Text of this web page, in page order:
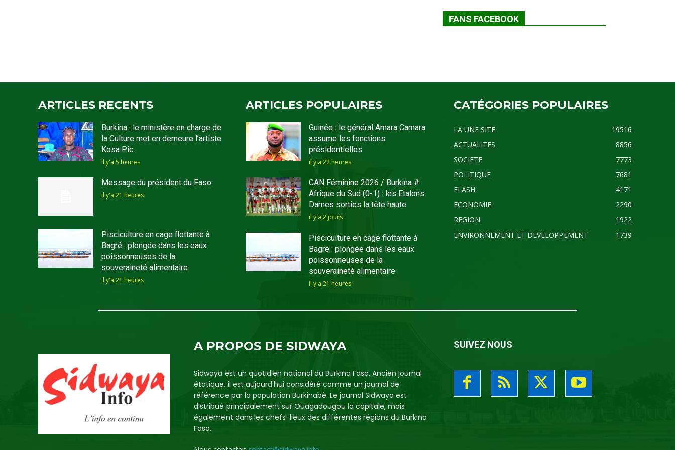
FANS FACEBOOK
ARTICLES RECENTS
Burkina : le ministère en charge de
la Culture met en demeure l’artiste
Kosa Pic
il y'a 5 heures
Message du président du Faso
il y'a 21 heures
Pisciculture en cage flottante à
Bagré : plongée dans les eaux
poissonneuses de la
souveraineté alimentaire
il y'a 21 heures
ARTICLES POPULAIRES
Guinée : le général Amara Camara
assume les fonctions
présidentielles
il y'a 22 heures
CAN Féminine 2026 / Burkina #
Afrique du Sud (0-1) : les Etalons
Dames sorties la tête haute
il y'a 2 jours
Pisciculture en cage flottante à
Bagré : plongée dans les eaux
poissonneuses de la
souveraineté alimentaire
il y'a 21 heures
CATÉGORIES POPULAIRES
LA UNE SITE
19516
ACTUALITES
8856
SOCIETE
7773
POLITIQUE
7681
FLASH
4171
ECONOMIE
2290
REGION
1922
ENVIRONNEMENT ET DEVELOPPEMENT
1739
A PROPOS DE SIDWAYA
Sidwaya est un quotidien national du Burkina Faso. Ancien journal
étatique, il est aujourd'hui considéré comme un journal de
référence par la population Burkinabè. Le journal Sidwaya est
distribué principalement sur Ouagadougou la capitale, mais
également dans les chefs-lieux des différentes régions du Burkina
Faso.
SUIVEZ NOUS